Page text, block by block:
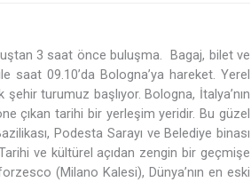
3 saat önce buluşma.Bagaj, bilet ve
saat 09.10’da Bologna’ya hareket. Yerel
şehir turumuz başlıyor. Bologna, İtalya’nın
çıkan tarihi bir yerleşim yeridir. Bu güzel
Podesta Sarayı ve Belediye binası
ve kültürel açıdan zengin bir geçmişe
(Milano Kalesi), Dünya’nın en eski